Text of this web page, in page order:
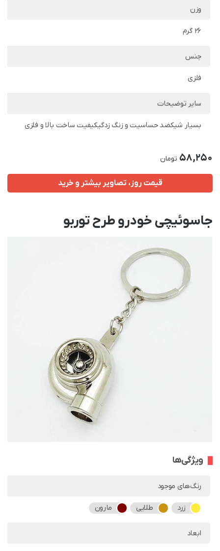
وزن
26 گرم
جنس
فلزی
سایر توضیحات
بسیار شیکضد حساسیت و زنگ زدگیکیفیت ساخت بالا و فلزی
58,250 تومان
قیمت روز، تصاویر بیشتر و خرید
جاسوئیچی خودرو طرح توربو
ویژگی‌ها
رنگ‌های موجود
زرد طلایی مارون
ابعاد